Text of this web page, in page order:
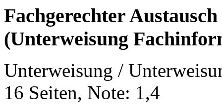
Fachgerechter
(Unterweisung
Unterweisung /
16 Seiten, Note: 1,4